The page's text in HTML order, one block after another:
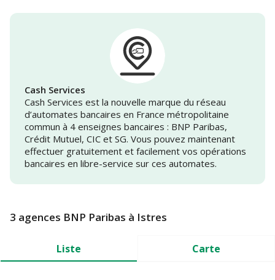
Cash Services
Cash Services est la nouvelle marque du réseau
d’automates bancaires en France métropolitaine
commun à 4 enseignes bancaires : BNP Paribas,
Crédit Mutuel, CIC et SG. Vous pouvez maintenant
effectuer gratuitement et facilement vos opérations
bancaires en libre-service sur ces automates.
3 agences BNP Paribas à Istres
Liste Carte